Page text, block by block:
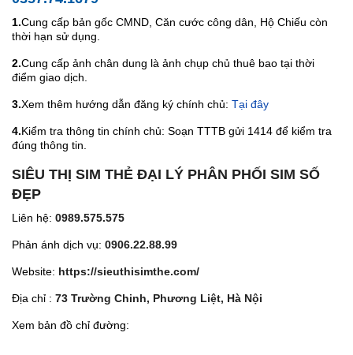
1.Cung cấp bản gốc CMND, Căn cước công dân, Hộ Chiếu còn
thời hạn sử dụng.
2.Cung cấp ảnh chân dung là ảnh chụp chủ thuê bao tại thời
điểm giao dịch.
3.Xem thêm hướng dẫn đăng ký chính chủ: Tại đây
4.Kiểm tra thông tin chính chủ: Soạn TTTB gửi 1414 để kiểm tra
đúng thông tin.
SIÊU THỊ SIM THẺ ĐẠI LÝ PHÂN PHỐI SIM SỐ
ĐẸP
Liên hệ: 0989.575.575
Phản ánh dịch vụ: 0906.22.88.99
Website: https://sieuthisimthe.com/
Địa chỉ : 73 Trường Chinh, Phương Liệt, Hà Nội
Xem bản đồ chỉ đường: